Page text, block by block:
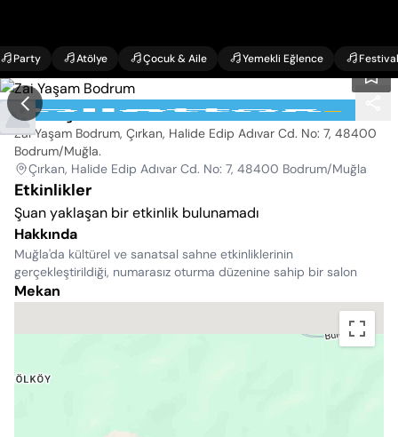
Party Atölye Çocuk & Aile Yemekli Eğlence Festival
Zai Yaşam Bodrum
Zai Yaşam Bodrum, Çırkan, Halide Edip Adıvar Cd. No: 7, 48400
Bodrum/Muğla.
Çırkan, Halide Edip Adıvar Cd. No: 7, 48400 Bodrum/Muğla
Etkinlikler
Şuan yaklaşan bir etkinlik bulunamadı
Hakkında
Muğla'da kültürel ve sanatsal sahne etkinliklerinin
gerçekleştirildiği, numarasız oturma düzenine sahip bir salon
Mekan